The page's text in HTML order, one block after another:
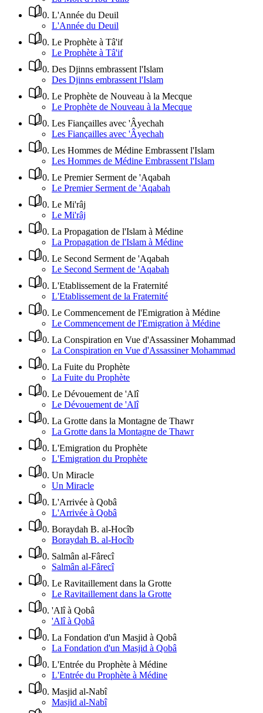
0. L'Année du Deuil
L'Année du Deuil
0. Le Prophète à Tâ'if
Le Prophète à Tâ'if
0. Des Djinns embrassent l'Islam
Des Djinns embrassent l'Islam
0. Le Prophète de Nouveau à la Mecque
Le Prophète de Nouveau à la Mecque
0. Les Fiançailles avec 'Âyechah
Les Fiançailles avec 'Âyechah
0. Les Hommes de Médine Embrassent l'Islam
Les Hommes de Médine Embrassent l'Islam
0. Le Premier Serment de 'Aqabah
Le Premier Serment de 'Aqabah
0. Le Mi'râj
Le Mi'râj
0. La Propagation de l'Islam à Médine
La Propagation de l'Islam à Médine
0. Le Second Serment de 'Aqabah
Le Second Serment de 'Aqabah
0. L'Etablissement de la Fraternité
L'Etablissement de la Fraternité
0. Le Commencement de l'Emigration à Médine
Le Commencement de l'Emigration à Médine
0. La Conspiration en Vue d'Assassiner Mohammad
La Conspiration en Vue d'Assassiner Mohammad
0. La Fuite du Prophète
La Fuite du Prophète
0. Le Dévouement de 'Alî
Le Dévouement de 'Alî
0. La Grotte dans la Montagne de Thawr
La Grotte dans la Montagne de Thawr
0. L'Emigration du Prophète
L'Emigration du Prophète
0. Un Miracle
Un Miracle
0. L'Arrivée à Qobâ
L'Arrivée à Qobâ
0. Boraydah B. al-Hocîb
Boraydah B. al-Hocîb
0. Salmân al-Fârecî
Salmân al-Fârecî
0. Le Ravitaillement dans la Grotte
Le Ravitaillement dans la Grotte
0. 'Alî à Qobâ
'Alî à Qobâ
0. La Fondation d'un Masjid à Qobâ
La Fondation d'un Masjid à Qobâ
0. L'Entrée du Prophète à Médine
L'Entrée du Prophète à Médine
0. Masjid al-Nabî
Masjid al-Nabî